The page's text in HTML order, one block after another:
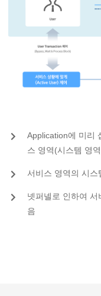
Application에 미리
스 영역(시스템 영
서비스 영역의 시
넷퍼넬로 인하여
음